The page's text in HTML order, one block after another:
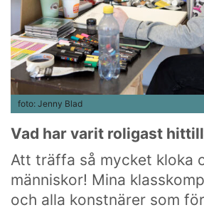
foto: Jenny Blad
Vad har varit roligast
Att träffa så mycket kloka
människor! Mina
och alla konstnärer som
Som en bra konstskola värnar vi
subjektivitet.
Ett eget konstnärlig språk ger
själv påverka framtiden.